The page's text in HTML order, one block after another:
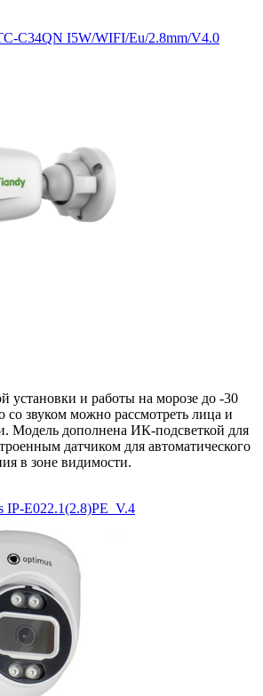
C34QN I5W/WIFI/Eu/2.8mm/V4.0
установки и работы на морозе до -30
со звуком можно рассмотреть лица и
Модель дополнена ИК-подсветкой для
датчиком для автоматического
в зоне видимости.
IP-E022.1(2.8)PE_V.4